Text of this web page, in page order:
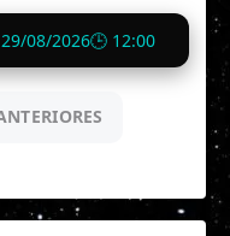
08/2026🕒 12:00